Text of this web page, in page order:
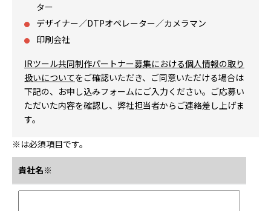
ター
デザイナー／DTPオペレーター／カメラマン
印刷会社
IRツール共同制作パートナー募集における個人情報の取り
扱いについてをご確認いただき、ご同意いただける場合は
下記の、お申し込みフォームにご入力ください。ご応募い
ただいた内容を確認し、弊社担当者からご連絡差し上げま
す。
※は必須項目です。
貴社名※